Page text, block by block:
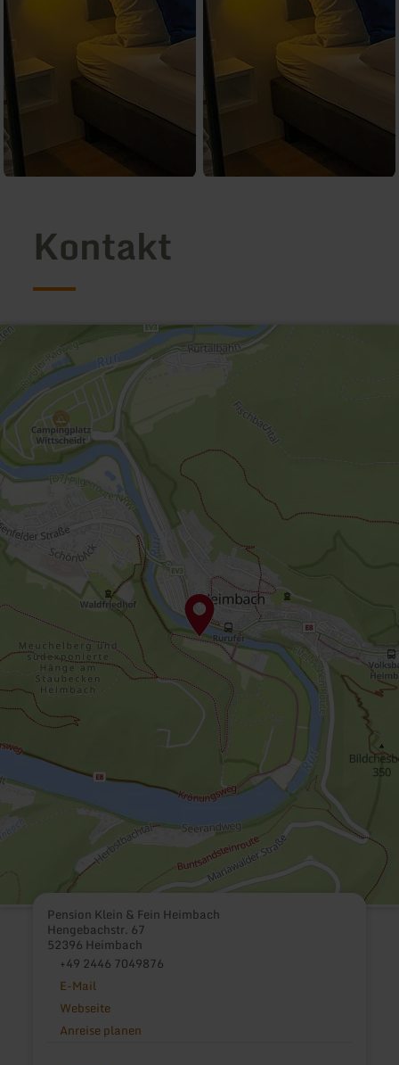
Kontakt
Pension Klein & Fein Heimbach
Hengebachstr. 67
52396 Heimbach
+49 2446 7049876
E-Mail
Webseite
Anreise planen